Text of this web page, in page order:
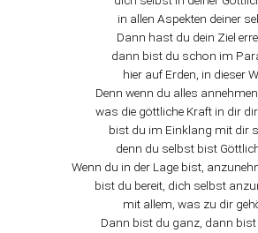
in allen Aspekten deiner
Dann hast du dein Ziel
dann bist du schon im
hier auf Erden, in dieser
Denn wenn du alles
was die göttliche Kraft in dir dir
bist du im Einklang mit dir
denn du selbst bist
Wenn du in der Lage bist,
bist du bereit, dich selbst
mit allem, was zu dir
Dann bist du ganz, dann bist